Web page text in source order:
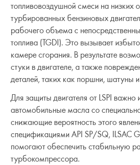
топливовоздушной смеси на низких
турбированных бензиновых
рабочего объема с
топлива (TGDI). Это вызывает
камере сгорания. В результате
стуки в двигателе, а также
деталей, таких как поршни, шатуны
Для защиты двигателя от LSPI важно
автомобильные масла со
снижающие вероятность этого
спецификациями API SP/SQ, ILSAC
помогают обеспечить стабильную
турбокомпрессора.